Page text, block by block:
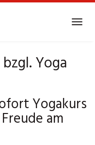
Yoga
Yogakurs
am